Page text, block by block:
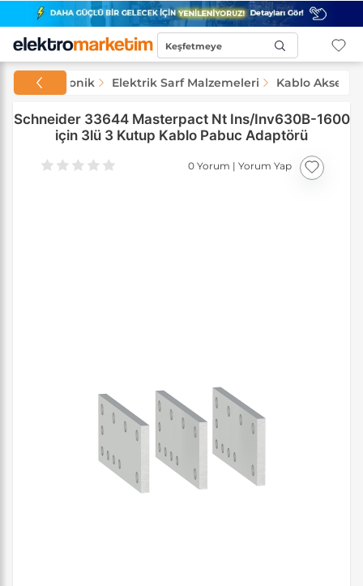
Keşfetmeye
ve Elektronik Elektrik Sarf Malzemeleri Kablo
Schneider 33644 Masterpact Nt Ins/Inv630B-1600
için 3lü 3 Kutup Kablo Pabuc Adaptörü
0 Yorum | Yorum Yap